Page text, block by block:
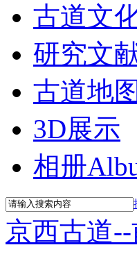
古道文
研究文
古道地图
3D展示
相册
京西古道